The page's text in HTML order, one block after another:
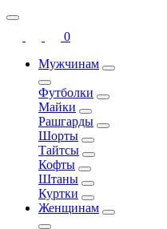
0
Мужчинам
Футболки
Майки
Рашгарды
Шорты
Тайтсы
Кофты
Штаны
Куртки
Женщинам